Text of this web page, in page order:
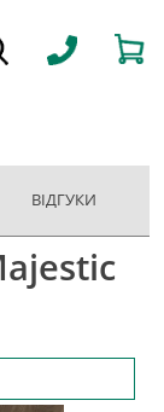
ВІДГУКИ